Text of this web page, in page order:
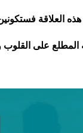
العلاقة
المطلع على